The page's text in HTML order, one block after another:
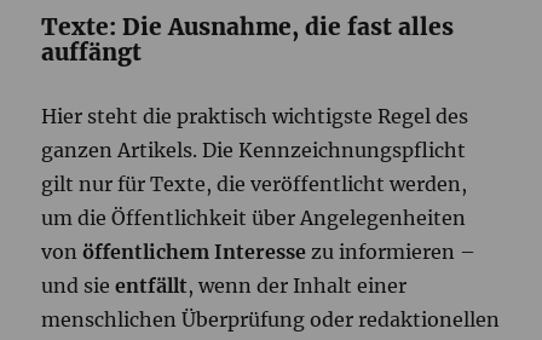
Texte: Die Ausnahme, die fast alles
auffängt
Hier steht die praktisch wichtigste Regel des
ganzen Artikels. Die Kennzeichnungspflicht
gilt nur für Texte, die veröffentlicht werden,
um die Öffentlichkeit über Angelegenheiten
vonöffentlichem Interesse zu informieren –
und sieentfällt, wenn der Inhalt einer
menschlichen Überprüfung oder redaktionellen